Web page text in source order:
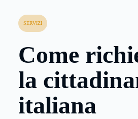
SERVIZI
Come
la
italiana